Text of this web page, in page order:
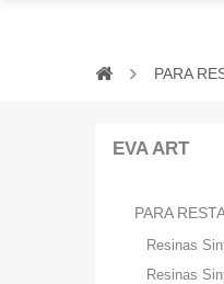
PARA
EVA ART
PARA
Resinas
Resinas